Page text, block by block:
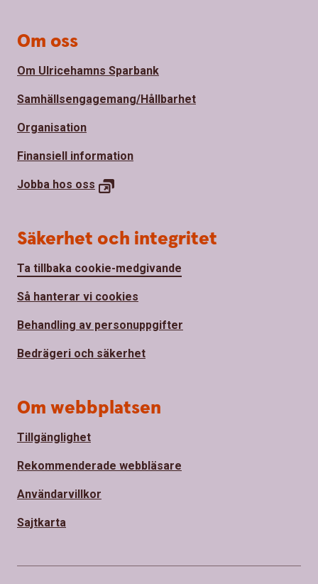
Om oss
Om Ulricehamns Sparbank
Samhällsengagemang/Hållbarhet
Organisation
Finansiell information
Jobba hos oss
Säkerhet och integritet
Ta tillbaka cookie-medgivande
Så hanterar vi cookies
Behandling av personuppgifter
Bedrägeri och säkerhet
Om webbplatsen
Tillgänglighet
Rekommenderade webbläsare
Användarvillkor
Sajtkarta